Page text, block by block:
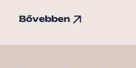
Bővebben